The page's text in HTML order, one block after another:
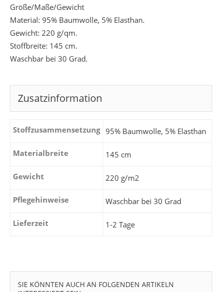
Größe/Maße/Gewicht
Material: 95% Baumwolle, 5% Elasthan.
Gewicht: 220 g/qm.
Stoffbreite: 145 cm.
Waschbar bei 30 Grad.
Zusatzinformation
Stoffzusammensetzung 95% Baumwolle, 5% Elasthan
Materialbreite 145 cm
Gewicht 220 g/m2
Pflegehinweise Waschbar bei 30 Grad
Lieferzeit 1-2 Tage
SIE KÖNNTEN AUCH AN FOLGENDEN ARTIKELN